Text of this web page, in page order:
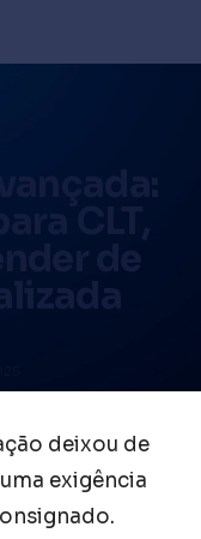
deixou de
exigência